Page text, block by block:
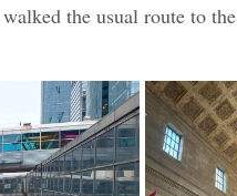
the usual route to